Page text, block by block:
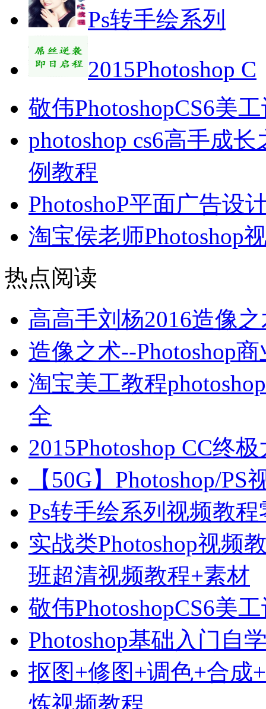
Ps转手绘系列
2015Photoshop C
敬伟PhotoshopCS6美
photoshop cs6高手成
例教程
PhotoshoP平面广告设
淘宝侯老师Photoshop
热点阅读
高高手刘杨2016造像
造像之术--Photoshop
淘宝美工教程
全
2015Photoshop CC终
【50G】Photoshop/
Ps转手绘系列视频教
实战类Photoshop视频
班超清视频教程+素材
敬伟PhotoshopCS6美
Photoshop基础入门自
抠图+修图+调色+合成